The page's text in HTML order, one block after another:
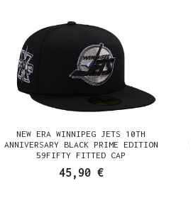
NEW ERA WINNIPEG JETS 10TH
ANNIVERSARY BLACK PRIME EDITION
59FIFTY FITTED CAP
45,90 €